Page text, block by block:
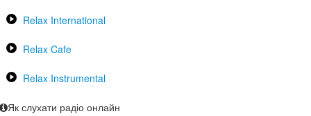
Relax International
Relax Cafe
Relax Instrumental
Як слухати радіо онлайн